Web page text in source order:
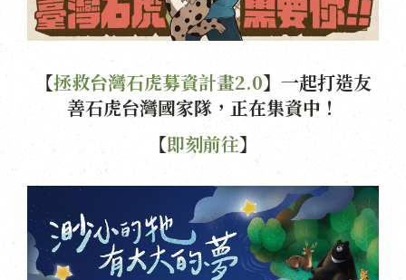
【拯救台灣石虎募資計畫2.0】一起打造友
善石虎台灣國家隊，正在集資中！
【即刻前往】